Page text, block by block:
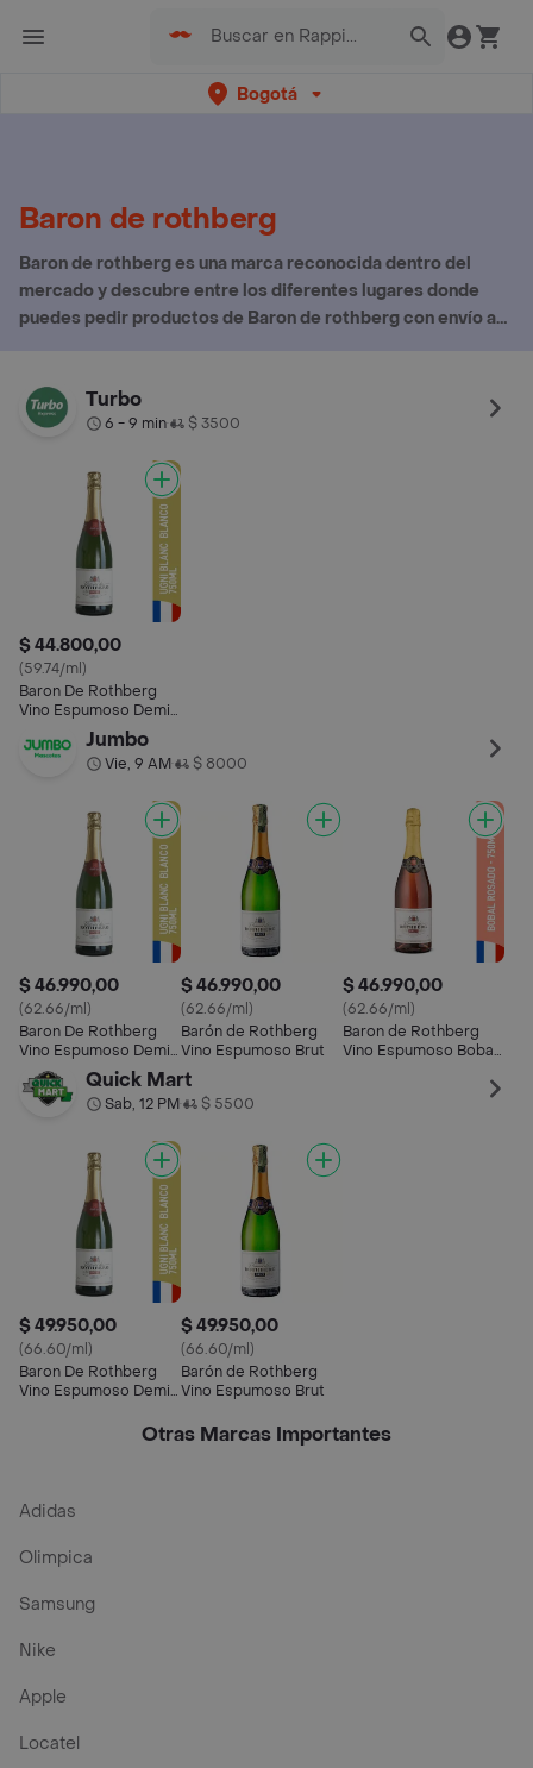
Bogotá
Baron de rothberg
Baron de rothberg es una marca reconocida dentro del
mercado y descubre entre los diferentes lugares donde
puedes pedir productos de Baron de rothberg con envío a
Turbo
6 - 9 min• $ 3500
$ 44.800,00
(59.74/ml)
Baron De Rothberg
Vino Espumoso Demi-
Sec Botella 750 ml
Jumbo
Vie, 9 AM• $ 8000
$ 46.990,00
(62.66/ml)
Baron De Rothberg
Vino Espumoso Demi-
Sec Botella 750 ml
$ 46.990,00
(62.66/ml)
Barón de Rothberg
Vino Espumoso Brut
$ 46.990,00
(62.66/ml)
Baron de Rothberg
Vino Espumoso Bobal
Quick Mart
Sab, 12 PM• $ 5500
$ 49.950,00
(66.60/ml)
Baron De Rothberg
Vino Espumoso Demi-
$ 49.950,00
(66.60/ml)
Barón de Rothberg
Vino Espumoso Brut
Otras Marcas Importantes
Adidas
Olimpica
Samsung
Nike
Apple
Locatel